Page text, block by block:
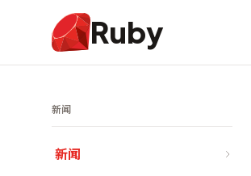
Ruby
新闻
新闻